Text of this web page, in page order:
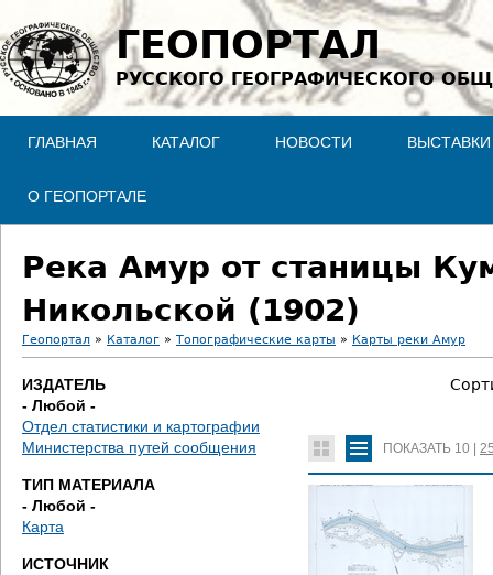
Jump to navigation
ГЕОПОРТАЛ
РУССКОГО ГЕОГРАФИЧЕСКОГО
ГЛАВНАЯ КАТАЛОГ НОВОСТИ ВЫСТАВКИ
О ГЕОПОРТАЛЕ
Река Амур от станицы
Никольской (1902)
В
ы
з
д
Геопортал » Каталог » Топографические карты » Карты реки Амур
ИЗДАТЕЛЬ
- Любой -
Отдел статистики и картографии
Министерства путей сообщения
ТИП МАТЕРИАЛА
- Любой -
Карта
ИСТОЧНИК
ПОКАЗАТЬ 10